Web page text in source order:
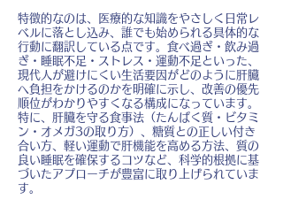
特徴的なのは、医療的な知識をやさしく日常レ
ベルに落とし込み、誰でも始められる具体的な
行動に翻訳している点です。食べ過ぎ・飲み過
ぎ・睡眠不足・ストレス・運動不足といった、
現代人が避けにくい生活要因がどのように肝臓
へ負担をかけるのかを明確に示し、改善の優先
順位がわかりやすくなる構成になっています。
特に、肝臓を守る食事法（たんぱく質・ビタミ
ン・オメガ3の取り方）、糖質との正しい付き
合い方、軽い運動で肝機能を高める方法、質の
良い睡眠を確保するコツなど、科学的根拠に基
づいたアプローチが豊富に取り上げられていま
す。